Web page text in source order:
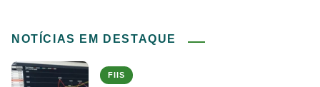
NOTÍCIAS EM DESTAQUE
FIIS